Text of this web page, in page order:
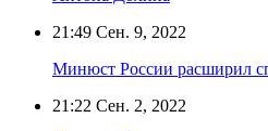
21:49 Сен. 9, 2022
Минюст России расширил
21:22 Сен. 2, 2022